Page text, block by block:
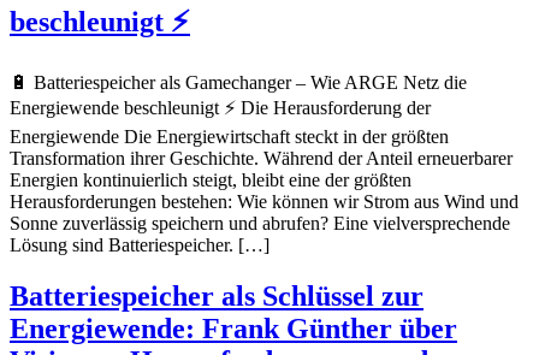
beschleunigt ⚡
🔋 Batteriespeicher als Gamechanger – Wie ARGE Netz die
Energiewende beschleunigt ⚡ Die Herausforderung der
Energiewende Die Energiewirtschaft steckt in der größten
Transformation ihrer Geschichte. Während der Anteil erneuerbarer
Energien kontinuierlich steigt, bleibt eine der größten
Herausforderungen bestehen: Wie können wir Strom aus Wind und
Sonne zuverlässig speichern und abrufen? Eine vielversprechende
Lösung sind Batteriespeicher. […]
Batteriespeicher als Schlüssel zur
Energiewende: Frank Günther über